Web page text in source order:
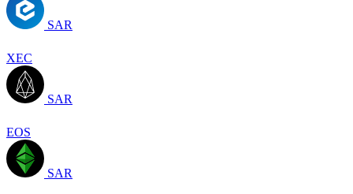
SAR
XEC
SAR
EOS
SAR